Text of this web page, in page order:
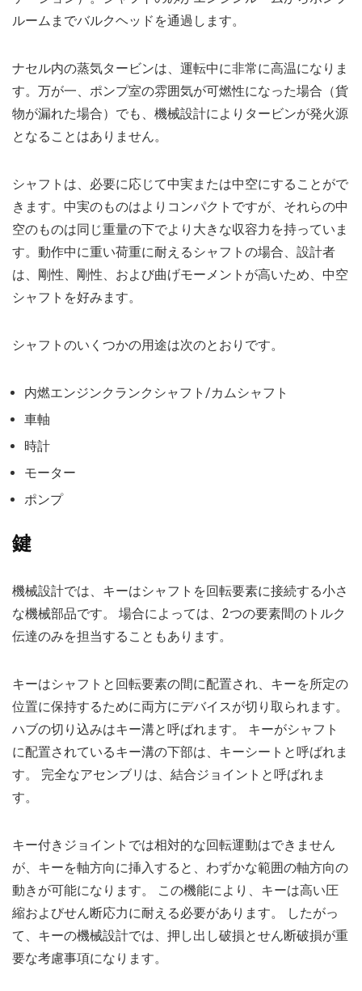
ルームまでバルクヘッドを通過します。
ナセル内の蒸気タービンは、運転中に非常に高温になりま
す。万が一、ポンプ室の雰囲気が可燃性になった場合（貨
物が漏れた場合）でも、機械設計によりタービンが発火源
となることはありません。
シャフトは、必要に応じて中実または中空にすることがで
きます。中実のものはよりコンパクトですが、それらの中
空のものは同じ重量の下でより大きな収容力を持っていま
す。動作中に重い荷重に耐えるシャフトの場合、設計者
は、剛性、剛性、および曲げモーメントが高いため、中空
シャフトを好みます。
シャフトのいくつかの用途は次のとおりです。
内燃エンジンクランクシャフト/カムシャフト
車軸
時計
モーター
ポンプ
鍵
機械設計では、キーはシャフトを回転要素に接続する小さ
な機械部品です。 場合によっては、2つの要素間のトルク
伝達のみを担当することもあります。
キーはシャフトと回転要素の間に配置され、キーを所定の
位置に保持するために両方にデバイスが切り取られます。
ハブの切り込みはキー溝と呼ばれます。 キーがシャフト
に配置されているキー溝の下部は、キーシートと呼ばれま
す。 完全なアセンブリは、結合ジョイントと呼ばれま
す。
キー付きジョイントでは相対的な回転運動はできません
が、キーを軸方向に挿入すると、わずかな範囲の軸方向の
動きが可能になります。 この機能により、キーは高い圧
縮およびせん断応力に耐える必要があります。 したがっ
て、キーの機械設計では、押し出し破損とせん断破損が重
要な考慮事項になります。